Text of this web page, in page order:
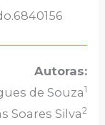
Autoras:
de Souza1
Soares Silva2